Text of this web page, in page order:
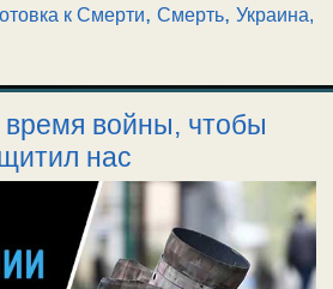
к Смерти, Смерть, Украина,
войны, чтобы
нас